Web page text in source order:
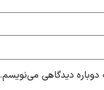
دوباره دیدگاهی می‌نویسم.